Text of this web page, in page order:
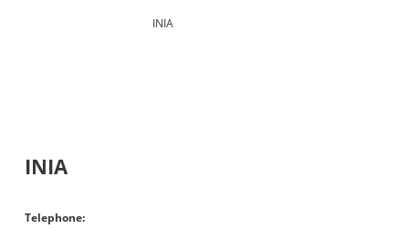
INIA
INIA
Telephone